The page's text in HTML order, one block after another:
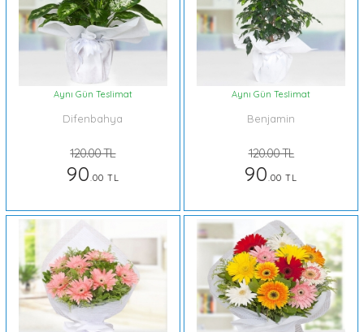
Aynı Gün Teslimat
Difenbahya
120.00 TL
90.00 TL
Aynı Gün Teslimat
Benjamin
120.00 TL
90.00 TL